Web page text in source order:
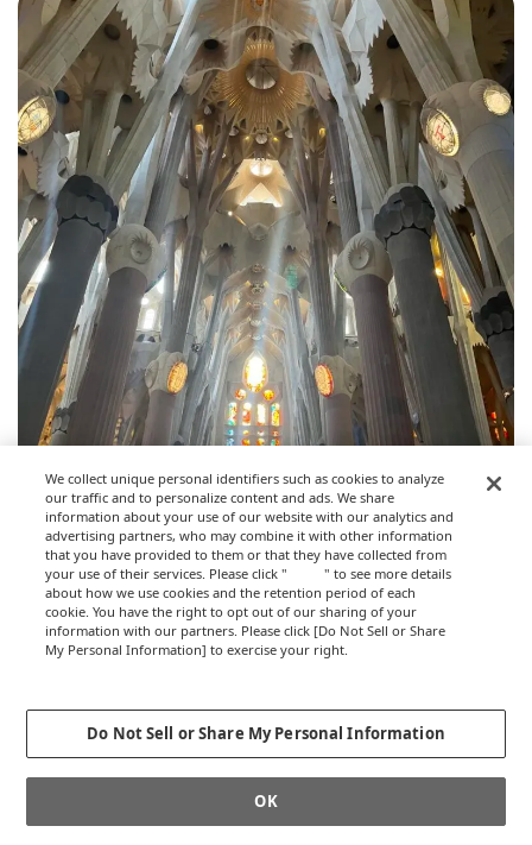
取材・執筆＝髙崎順子
アイキャッチ制作＝サンノ
We collect unique personal identifiers such as cookies to analyze
our traffic and to personalize content and ads. We share
information about your use of our website with our analytics and
advertising partners, who may combine it with other information
that you have provided to them or that they have collected from
your use of their services. Please click "
here" to see more details
about how we use cookies and the retention period of each
cookie. You have the right to opt out of our sharing of your
information with our partners. Please click [Do Not Sell or Share
My Personal Information] to exercise your right.
Do Not Sell or Share My Personal Information
OK